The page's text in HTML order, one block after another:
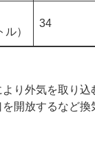
）
34
り外気を取り込
開放するなど換